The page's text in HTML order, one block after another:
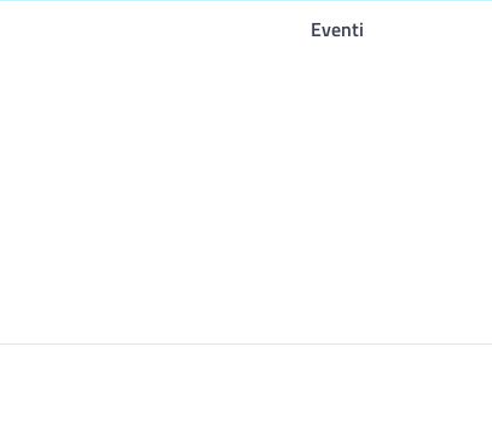
Eventi